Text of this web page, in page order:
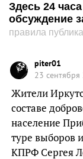
Здесь 24
обсуждение
правила
piter01
23
Жители
составе
население
туре выборов
КПРФ Сергея